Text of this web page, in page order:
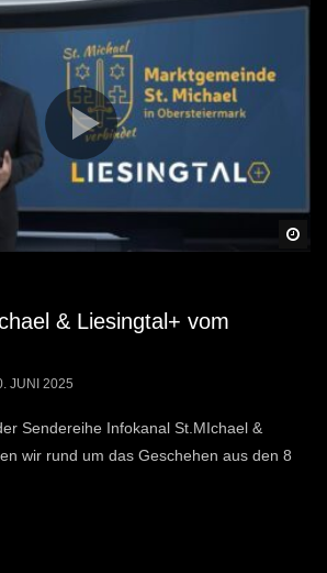
& Liesingtal+ vom
JUNI 2025
Sendereihe Infokanal St.MIchael &
wir rund um das Geschehen aus den 8